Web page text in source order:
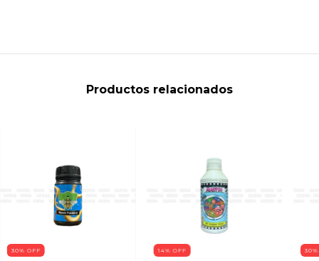
Productos relacionados
30% OFF 14%OFF 30